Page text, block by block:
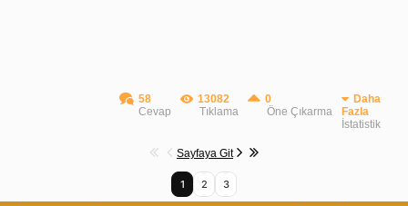
58
Cevap
13082
Tıklama
0
Öne Çıkarma
Daha
Fazla
İstatistik
Sayfaya Git
1 2 3